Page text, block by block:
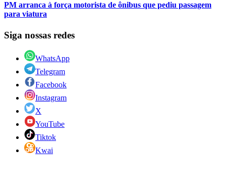
PM arranca à força motorista de ônibus que pediu passagem
para viatura
Siga nossas redes
WhatsApp
Telegram
Facebook
Instagram
X
YouTube
Tiktok
Kwai